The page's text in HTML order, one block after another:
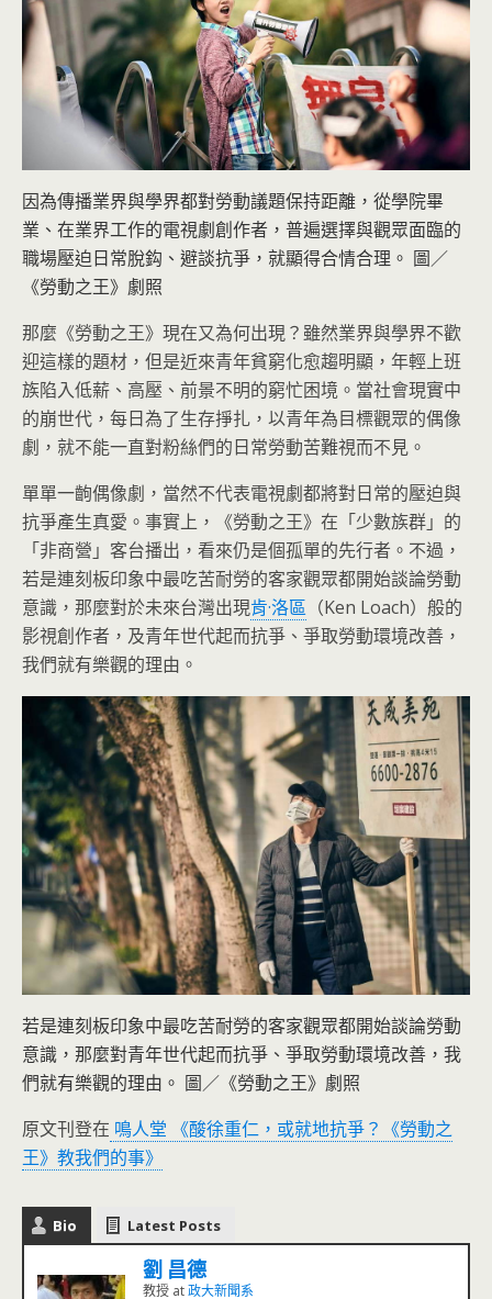
因為傳播業界與學界都對勞動議題保持距離，從學院畢
業、在業界工作的電視劇創作者，普遍選擇與觀眾面臨的
職場壓迫日常脫鈎、避談抗爭，就顯得合情合理。 圖／
《勞動之王》劇照
那麼《勞動之王》現在又為何出現？雖然業界與學界不歡
迎這樣的題材，但是近來青年貧窮化愈趨明顯，年輕上班
族陷入低薪、高壓、前景不明的窮忙困境。當社會現實中
的崩世代，每日為了生存掙扎，以青年為目標觀眾的偶像
劇，就不能一直對粉絲們的日常勞動苦難視而不見。
單單一齣偶像劇，當然不代表電視劇都將對日常的壓迫與
抗爭產生真愛。事實上，《勞動之王》在「少數族群」的
「非商營」客台播出，看來仍是個孤單的先行者。不過，
若是連刻板印象中最吃苦耐勞的客家觀眾都開始談論勞動
意識，那麼對於未來台灣出現肯·洛區 （Ken Loach）般的
影視創作者，及青年世代起而抗爭、爭取勞動環境改善，
我們就有樂觀的理由。
若是連刻板印象中最吃苦耐勞的客家觀眾都開始談論勞動
意識，那麼對青年世代起而抗爭、爭取勞動環境改善，我
們就有樂觀的理由。 圖／《勞動之王》劇照
原文刊登在 鳴人堂 《酸徐重仁，或就地抗爭？《勞動之
王》教我們的事》
Bio Latest Posts
劉 昌德
教授 at政大新聞系